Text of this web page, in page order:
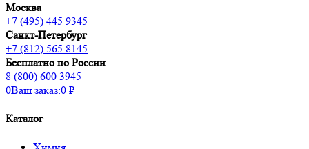
Москва
+7 (495) 445 9345
Санкт-Петербург
+7 (812) 565 8145
Бесплатно по России
8 (800) 600 3945
0Ваш заказ:0 ₽
Каталог